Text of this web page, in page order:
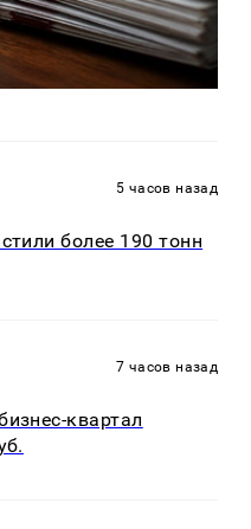
5 часов назад
более 190 тонн
7 часов назад
квартал